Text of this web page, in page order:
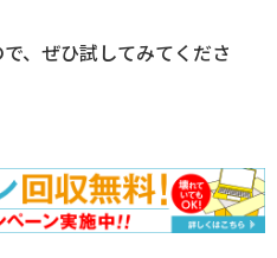
、ぜひ試してみてくださ